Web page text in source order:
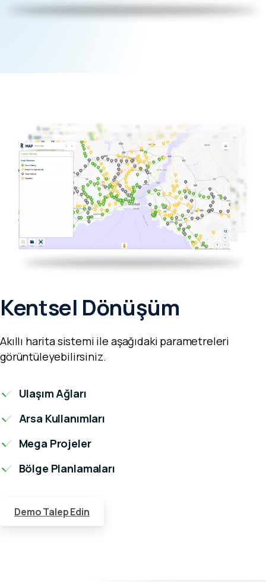
Kentsel Dönüşüm
Akıllı harita sistemi ile aşağıdaki parametreleri
görüntüleyebilirsiniz.
Ulaşım Ağları
Arsa Kullanımları
Mega Projeler
Bölge Planlamaları
Demo Talep Edin